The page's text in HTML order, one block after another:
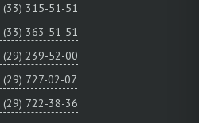
(33) 315-51-51
(33) 363-51-51
(29) 239-52-00
(29) 727-02-07
(29) 722-38-36